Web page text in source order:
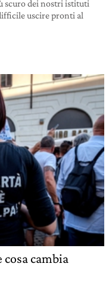
scuro dei nostri istituti
uscire pronti al
cosa cambia